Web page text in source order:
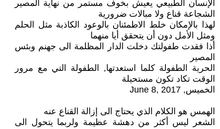
الإنسان الطبيعي يعيش بخوف مستمر من نهاية المصير
الشجاعة قناع ولا مبالات ضرورية
لهذا بالإمكان خلط الاطمئنان بالوعود الكاذبة مثل الحلم
ومثل الأمل دون أن يتحقق أيا منهما
أذا فقدت طفولتك دخلت الدار المظلمة الى جهنم وبئس
المصير
الحرية الطفولة كلما استعدتها, الطفولة التي مع مرور
الوقت تكاد تكون مستحيلة
الخميس, June 8, 2017
الهمس هو الكلام الذي يحتاج الى إزالة القناع عنه
الشعر ليس أكثر من دهشة عظيمة ولربما يتحول الى